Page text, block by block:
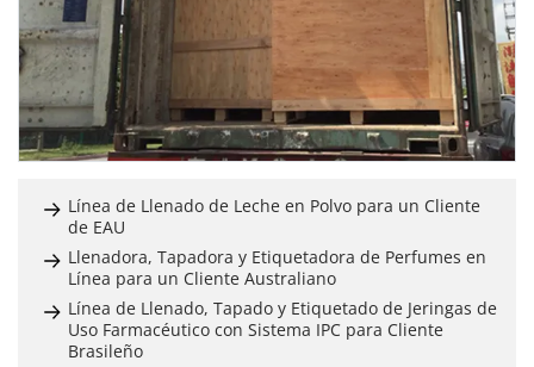
Línea de Llenado de Leche en Polvo para un Cliente
de EAU
Llenadora, Tapadora y Etiquetadora de Perfumes en
Línea para un Cliente Australiano
Línea de Llenado, Tapado y Etiquetado de Jeringas de
Uso Farmacéutico con Sistema IPC para Cliente
Brasileño